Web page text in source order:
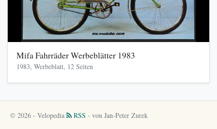
Mifa Fahrräder Werbeblätter 1983
1983, Werbeblatt, 12 Seiten
© 2026 - Velopedia RSS - von Jan-Peter Zurek